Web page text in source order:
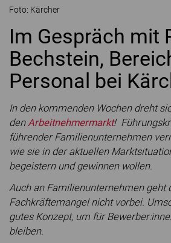
Foto: Kärcher
Im Gespräch mit
Bechstein,
Personal bei
In den kommenden Wochen dreht
den Arbeitnehmermarkt!
führender Familienunternehmen
wie sie in der aktuellen
begeistern und gewinnen wollen.
Auch an Familienunternehmen geht
Fachkräftemangel nicht vorbei.
gutes Konzept, um für
bleiben.